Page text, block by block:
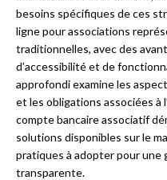
besoins spécifiques de ces
ligne pour associations
traditionnelles, avec des
d’accessibilité et de
approfondi examine les
et les obligations associées à
compte bancaire associatif
solutions disponibles sur le
pratiques à adopter pour
transparente.